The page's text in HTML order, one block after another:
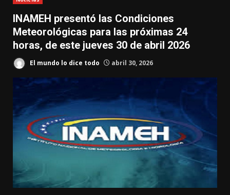
INAMEH presentó las Condiciones
Meteorológicas para las próximas 24
horas, de este jueves 30 de abril 2026
El mundo lo dice todo abril 30, 2026